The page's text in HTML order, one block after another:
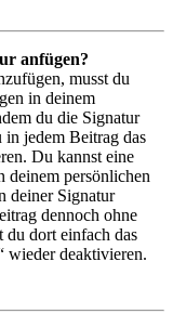
anfügen?
musst du
in deinem
du die Signatur
in jedem Beitrag das
Du kannst eine
deinem persönlichen
deiner Signatur
dennoch ohne
du dort einfach das
wieder deaktivieren.